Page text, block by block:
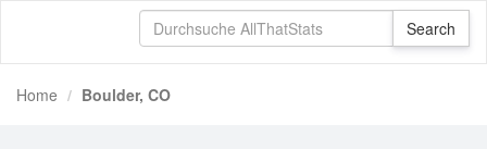
Home Boulder, CO